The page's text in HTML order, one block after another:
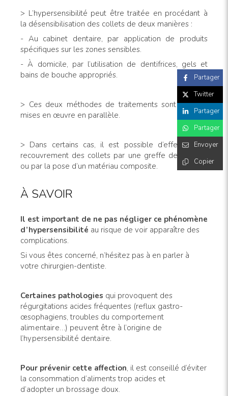
> L’hypersensibilité peut être traitée en procédant à
la désensibilisation des collets de deux manières :
- Au cabinet dentaire, par application de produits
spécifiques sur les zones sensibles.
- À domicile, par l’utilisation de dentifrices, gels et
bains de bouche appropriés.
> Ces deux méthodes de traitements sont souvent
mises en œuvre en parallèle.
> Dans certains cas, il est possible d’effectuer un
recouvrement des collets par une greffe de gencive
ou par la pose d’un matériau composite.
À SAVOIR
Il est important de ne pas négliger ce phénomène
d’hypersensibilité au risque de voir apparaître des
complications.
Si vous êtes concerné, n’hésitez pas à en parler à
votre chirurgien-dentiste.
Certaines pathologies qui provoquent des
régurgitations acides fréquentes (reflux gastro-
œsophagiens, troubles du comportement
alimentaire…) peuvent être à l’origine de
l’hypersensibilité dentaire.
Pour prévenir cette affection, il est conseillé d’éviter
la consommation d’aliments trop acides et
d’adopter un brossage doux.
Partager
Twitter
Partager
Partager
Envoyer
Copier